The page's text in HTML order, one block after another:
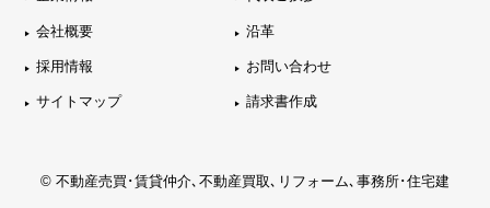
会社概要 沿革
採用情報 お問い合わせ
サイトマップ 請求書作成
© 不動産売買･賃貸仲介､不動産買取､リフォーム､事務所･住宅建